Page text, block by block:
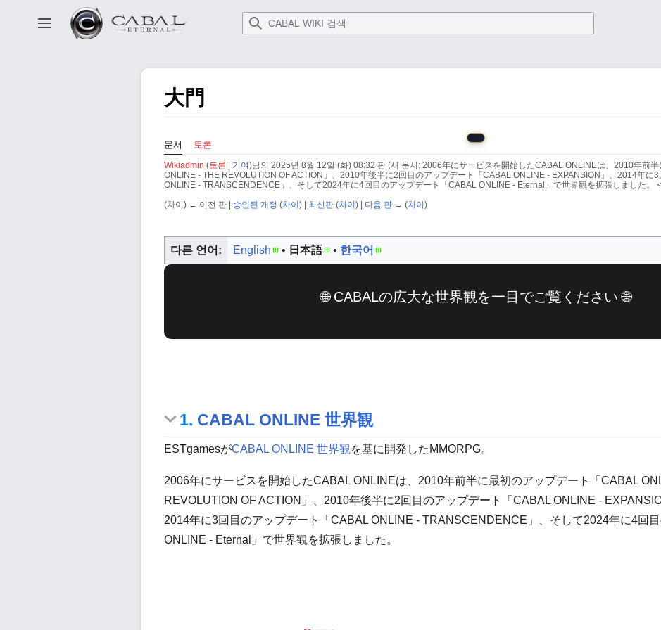
문
사이드바 토글
大門
문서 토론
Wikiadmin (토론 | 기여)님의 2025년 8월 12일 (화) 08:32 판 (새 문서: 2006年にサービスを開始したCABAL ONLINEは、2010年前半
ONLINE - THE REVOLUTION OF ACTION」、2010年後半に2回目のアップデート「CABAL ONLINE - EXPANSION」、2014年に3
ONLINE - TRANSCENDENCE」、そして2024年に4回目のアップデート「CABAL ONLINE - Eternal」で世界観を拡張しました。
(차이) ← 이전 판 | 승인된 개정 (차이) | 최신판 (차이) | 다음 판 → (차이)
다른 언어: English 日本語 한국어
🌐 CABALの広大な世界観を一目でご覧ください 🌐
CABAL ONLINE 世界観
ESTgamesがCABAL ONLINE 世界観を基に開発したMMORPG。
2006年にサービスを開始したCABAL ONLINEは、2010年前半に最初のアップデート「CABAL
REVOLUTION OF ACTION」、2010年後半に2回目のアップデート「CABAL ONLINE -
2014年に3回目のアップデート「CABAL ONLINE - TRANSCENDENCE」、そして2024年に4回
ONLINE - Eternal」で世界観を拡張しました。